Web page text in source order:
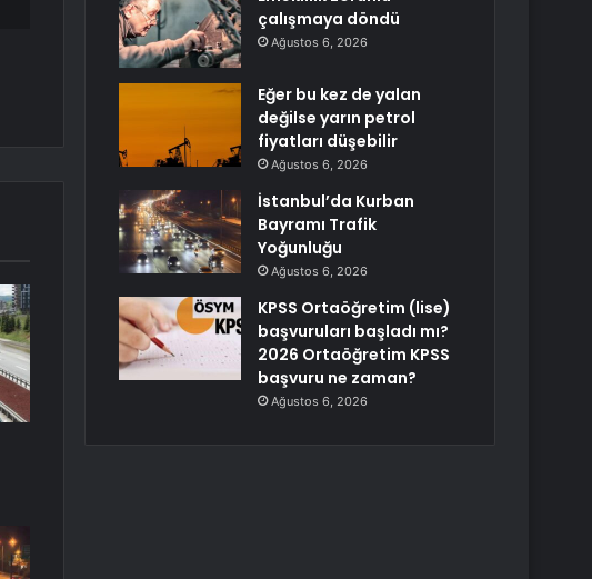
çalışmaya döndü
Ağustos 6, 2026
Eğer bu kez de yalan
değilse yarın petrol
fiyatları düşebilir
Ağustos 6, 2026
İstanbul’da Kurban
Bayramı Trafik
Yoğunluğu
Ağustos 6, 2026
KPSS Ortaöğretim (lise)
başvuruları başladı mı?
2026 Ortaöğretim KPSS
başvuru ne zaman?
Ağustos 6, 2026